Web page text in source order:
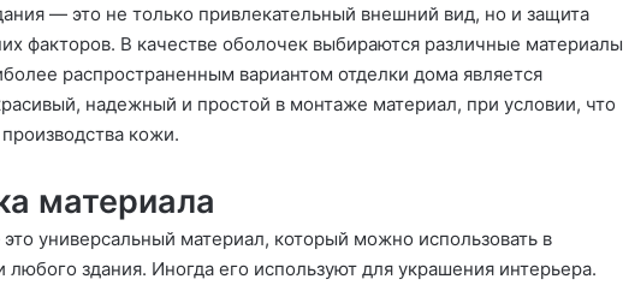
— это не только привлекательный внешний вид, но и защита
факторов. В качестве оболочек выбираются различные материалы
распространенным вариантом отделки дома является
надежный и простой в монтаже материал, при условии, что
кожи.
материала
универсальный материал, который можно использовать в
здания. Иногда его используют для украшения интерьера.